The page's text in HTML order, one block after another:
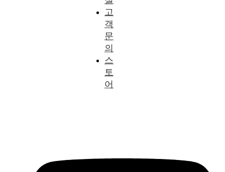
고
객
문
의
스
토
어